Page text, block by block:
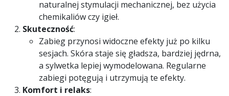
naturalnej stymulacji mechanicznej, bez użycia
chemikaliów czy igieł.
Skuteczność:
Zabieg przynosi widoczne efekty już po kilku
sesjach. Skóra staje się gładsza, bardziej jędrna,
a sylwetka lepiej wymodelowana. Regularne
zabiegi potęgują i utrzymują te efekty.
Komfort i relaks: